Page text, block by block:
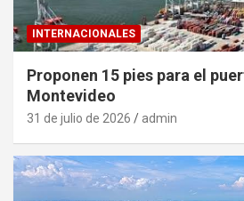
INTERNACIONALES
Proponen 15 pies para el
Montevideo
31 de julio de 2026 admin